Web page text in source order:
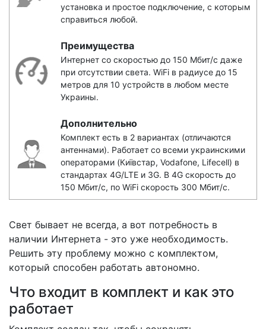
установка и простое подключение, с которым
справиться любой.
Преимущества
Интернет со скоростью до 150 Мбит/с даже
при отсутствии света. WiFi в радиусе до 15
метров для 10 устройств в любом месте
Украины.
Дополнительно
Комплект есть в 2 вариантах (отличаются
антеннами). Работает со всеми украинскими
операторами (Київстар, Vodafone, Lifecell) в
стандартах 4G/LTE и 3G. В 4G скорость до
150 Мбит/с, по WiFi скорость 300 Мбит/с.
Свет бывает не всегда, а вот потребность в
наличии Интернета - это уже необходимость.
Решить эту проблему можно с комплектом,
который способен работать автономно.
Что входит в комплект и как это
работает